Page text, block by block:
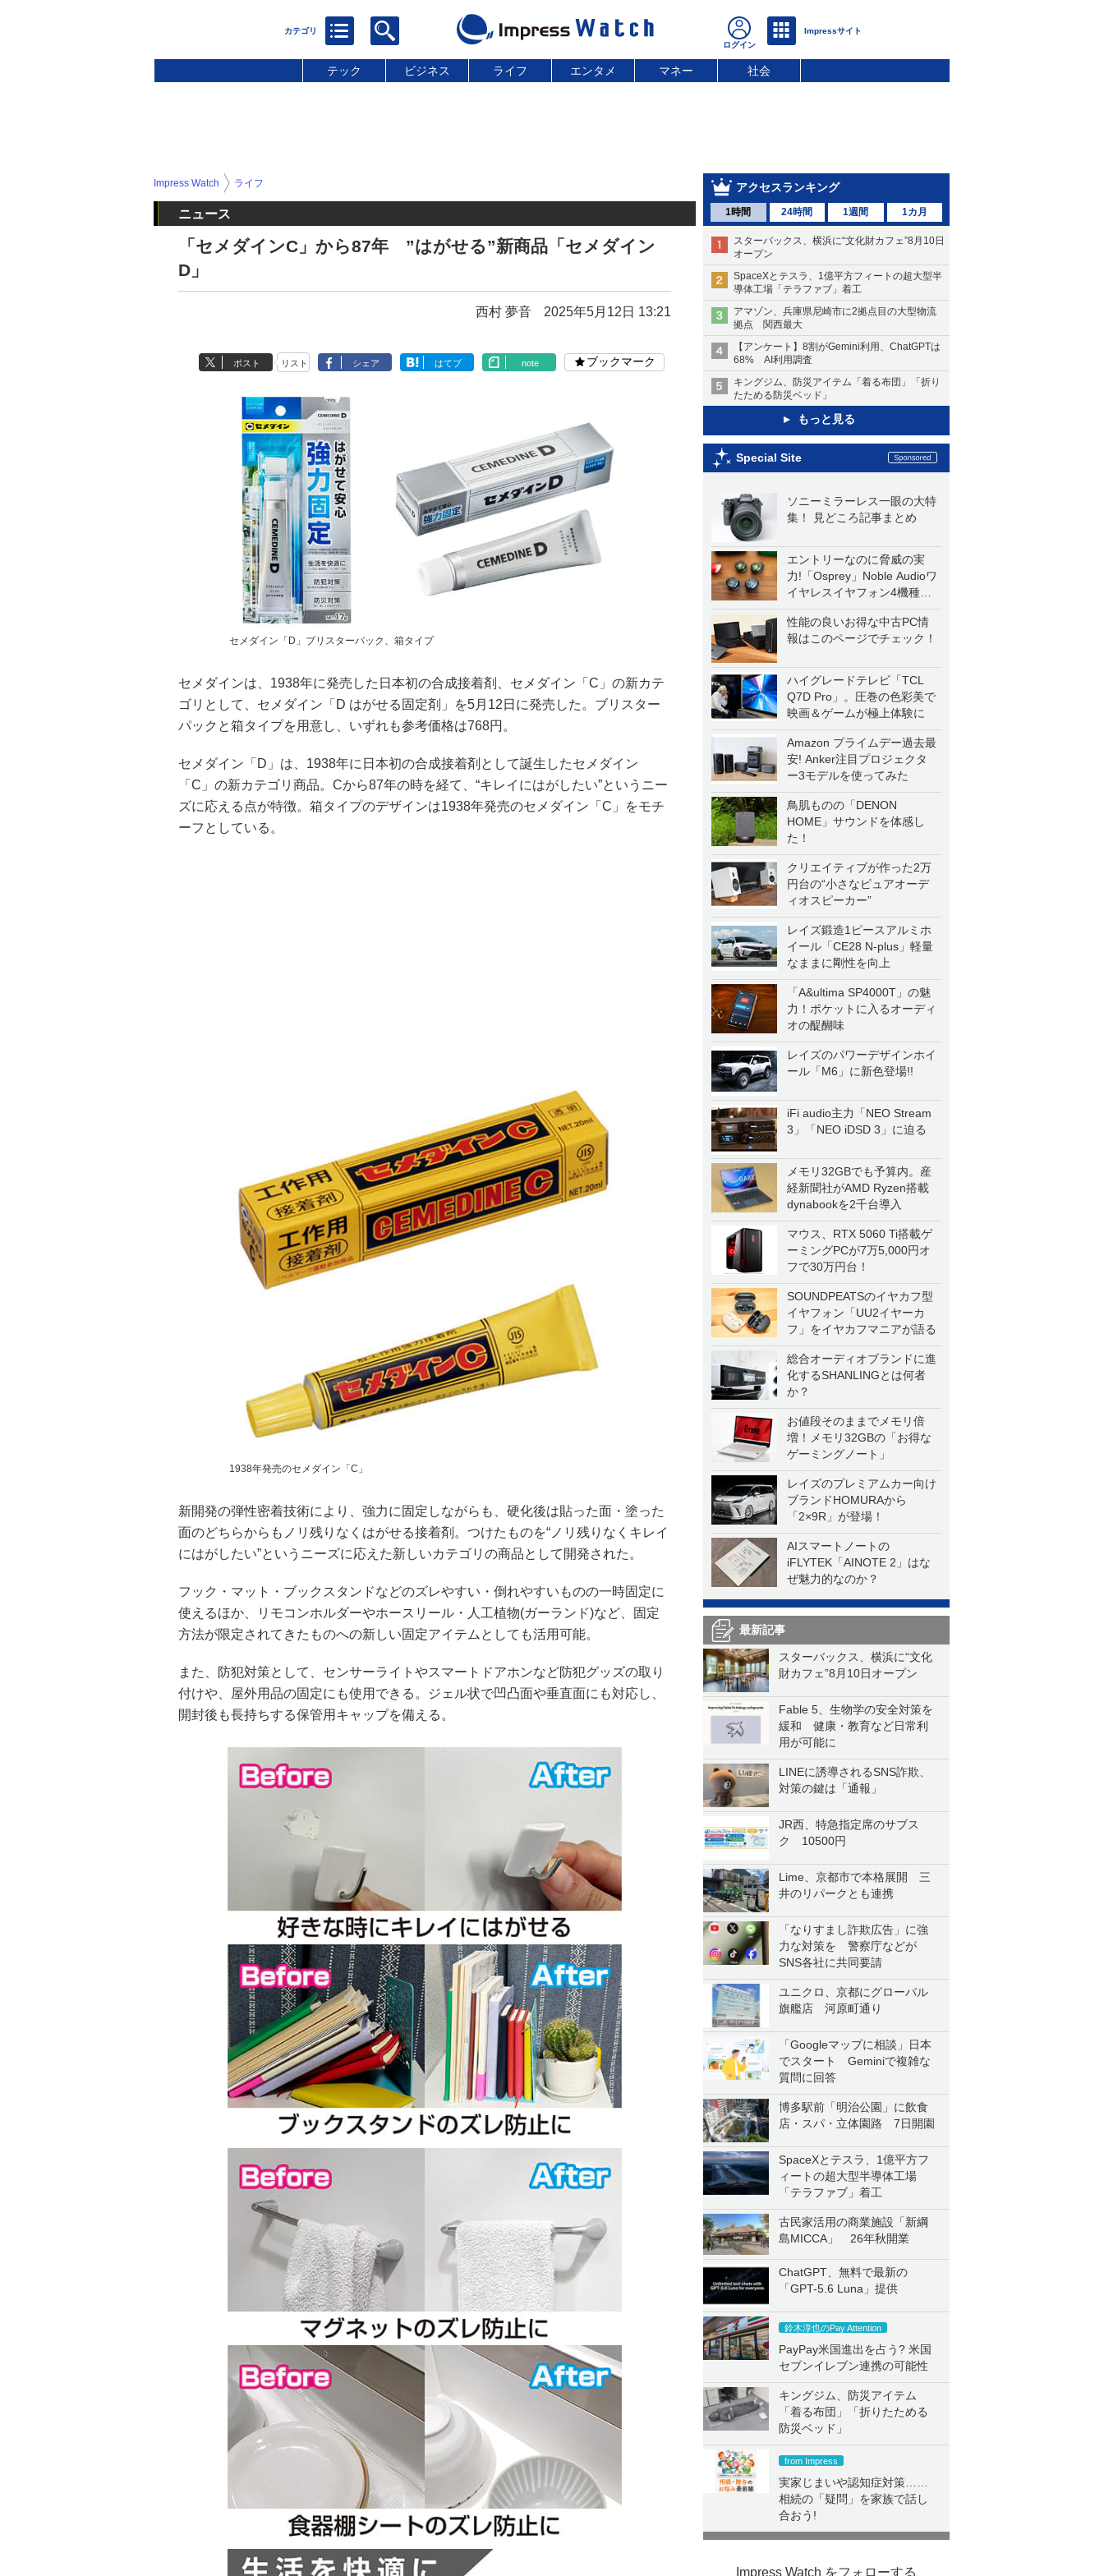
テック ビジネス ライフ エンタメ マネー 社会
アクセスランキング
1時間 24時間 1週間 1カ月
スターバックス、横浜に“文化財カフェ”8月10日
オープン
SpaceXとテスラ、1億平方フィートの超大型半
導体工場「テラファブ」着工
アマゾン、兵庫県尼崎市に2拠点目の大型物流
拠点 関西最大
【アンケート】8割がGemini利用、ChatGPTは
68% AI利用調査
キングジム、防災アイテム「着る布団」「折り
たためる防災ベッド」
もっと見る
Special Site
ソニーミラーレス一眼の大特
集！ 見どころ記事まとめ
エントリーなのに脅威の実
力!「Osprey」Noble Audioワ
イヤレスイヤフォン4機種を
一気に聴く
性能の良いお得な中古PC情
報はこのページでチェック！
ハイグレードテレビ「TCL
Q7D Pro」。圧巻の色彩美で
映画＆ゲームが極上体験に
Amazon プライムデー過去最
安! Anker注目プロジェクタ
ー3モデルを使ってみた
鳥肌ものの「DENON
HOME」サウンドを体感し
た！
クリエイティブが作った2万
円台の“小さなピュアオーデ
ィオスピーカー”
レイズ鍛造1ピースアルミホ
イール「CE28 N-plus」軽量
なままに剛性を向上
「A&ultima SP4000T」の魅
力！ポケットに入るオーディ
オの醍醐味
レイズのパワーデザインホイ
ール「M6」に新色登場!!
iFi audio主力「NEO Stream
3」「NEO iDSD 3」に迫る
メモリ32GBでも予算内。産
経新聞社がAMD Ryzen搭載
dynabookを2千台導入
マウス、RTX 5060 Ti搭載ゲ
ーミングPCが7万5,000円オ
フで30万円台！
SOUNDPEATSのイヤカフ型
イヤフォン「UU2イヤーカ
フ」をイヤカフマニアが語る
総合オーディオブランドに進
化するSHANLINGとは何者
か？
お値段そのままでメモリ倍
増！メモリ32GBの「お得な
ゲーミングノート」
レイズのプレミアムカー向け
ブランドHOMURAから
「2×9R」が登場！
AIスマートノートの
iFLYTEK「AINOTE 2」はな
ぜ魅力的なのか？
最新記事
スターバックス、横浜に“文化
財カフェ”8月10日オープン
Fable 5、生物学の安全対策を
緩和 健康・教育など日常利
用が可能に
LINEに誘導されるSNS詐欺、
対策の鍵は「通報」
JR西、特急指定席のサブス
ク 10500円
Lime、京都市で本格展開 三
井のリパークとも連携
「なりすまし詐欺広告」に強
力な対策を 警察庁などが
SNS各社に共同要請
ユニクロ、京都にグローバル
旗艦店 河原町通り
「Googleマップに相談」日本
でスタート Geminiで複雑な
質問に回答
博多駅前「明治公園」に飲食
店・スパ・立体園路 7日開園
SpaceXとテスラ、1億平方フ
ィートの超大型半導体工場
「テラファブ」着工
古民家活用の商業施設「新綱
島MICCA」 26年秋開業
ChatGPT、無料で最新の
「GPT-5.6 Luna」提供
鈴木淳也のPay Attention
PayPay米国進出を占う? 米国
セブンイレブン連携の可能性
キングジム、防災アイテム
「着る布団」「折りたためる
防災ベッド」
from Impress
実家じまいや認知症対策……
相続の「疑問」を家族で話し
合おう!
Impress Watch をフォローする
Impress Watch ライフ
ニュース
「セメダインC」から87年 ”はがせる”新商品「セメダイン
D」
西村 夢音 2025年5月12日 13:21
ポスト リスト シェア はてブ note ブックマーク
セメダイン「D」ブリスターパック、箱タイプ
セメダインは、1938年に発売した日本初の合成接着剤、セメダイン「C」の新カテ
ゴリとして、セメダイン「D はがせる固定剤」を5月12日に発売した。ブリスター
パックと箱タイプを用意し、いずれも参考価格は768円。
セメダイン「D」は、1938年に日本初の合成接着剤として誕生したセメダイン
「C」の新カテゴリ商品。Cから87年の時を経て、“キレイにはがしたい”というニー
ズに応える点が特徴。箱タイプのデザインは1938年発売のセメダイン「C」をモチ
ーフとしている。
1938年発売のセメダイン「C」
新開発の弾性密着技術により、強力に固定しながらも、硬化後は貼った面・塗った
面のどちらからもノリ残りなくはがせる接着剤。つけたものを“ノリ残りなくキレイ
にはがしたい”というニーズに応えた新しいカテゴリの商品として開発された。
フック・マット・ブックスタンドなどのズレやすい・倒れやすいものの一時固定に
使えるほか、リモコンホルダーやホースリール・人工植物(ガーランド)など、固定
方法が限定されてきたものへの新しい固定アイテムとしても活用可能。
また、防犯対策として、センサーライトやスマートドアホンなど防犯グッズの取り
付けや、屋外用品の固定にも使用できる。ジェル状で凹凸面や垂直面にも対応し、
開封後も長持ちする保管用キャップを備える。